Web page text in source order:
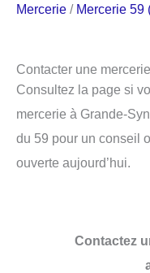
Mercerie / Mercerie 59
Contacter une
Consultez la page si
mercerie à Grande-
du 59 pour un conseil
ouverte aujourd’hui.
Contactez